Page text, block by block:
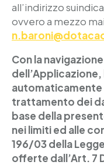
all’indirizzo
ovvero a mezzo
Con la
automaticamente
trattamento dei
base della
nei limiti ed alle
196/03 della
offerte dall’Art. 7